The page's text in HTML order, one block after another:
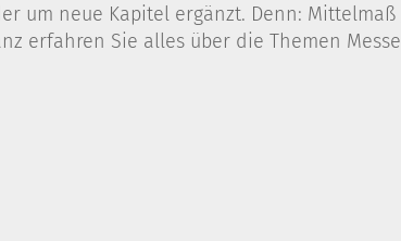
um neue Kapitel ergänzt. Denn:
erfahren Sie alles über die Themen